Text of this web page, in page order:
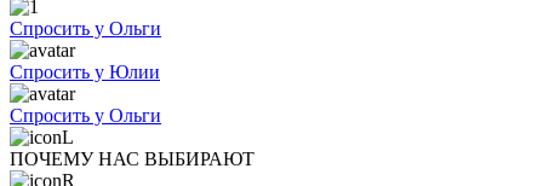
Спросить у Ольги
Спросить у Юлии
Спросить у Ольги
ПОЧЕМУ НАС ВЫБИРАЮТ